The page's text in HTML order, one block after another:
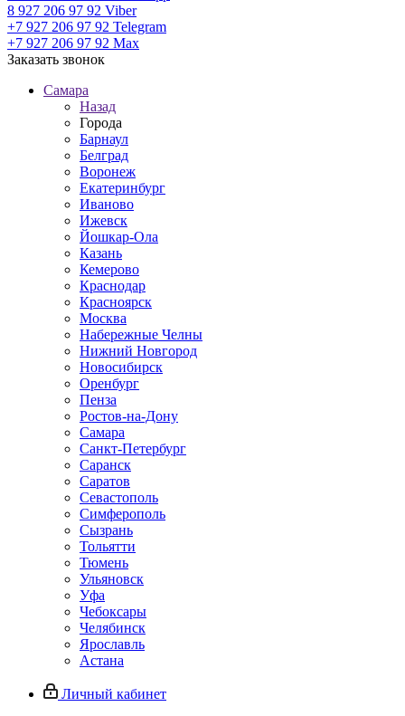
8 927 206 97 92 Viber
+7 927 206 97 92 Telegram
+7 927 206 97 92 Max
Заказать звонок
Самара
Назад
Города
Барнаул
Белград
Воронеж
Екатеринбург
Иваново
Ижевск
Йошкар-Ола
Казань
Кемерово
Краснодар
Красноярск
Москва
Набережные Челны
Нижний Новгород
Новосибирск
Оренбург
Пенза
Ростов-на-Дону
Самара
Санкт-Петербург
Саранск
Саратов
Севастополь
Симферополь
Сызрань
Тольятти
Тюмень
Ульяновск
Уфа
Чебоксары
Челябинск
Ярославль
Астана
Личный кабинет